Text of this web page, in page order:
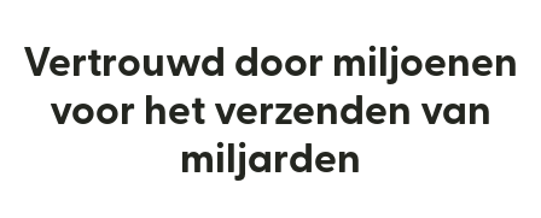
Vertrouwd door miljoenen
voor het verzenden van
miljarden